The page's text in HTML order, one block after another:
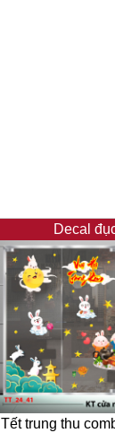
Decal
Tết trung thu